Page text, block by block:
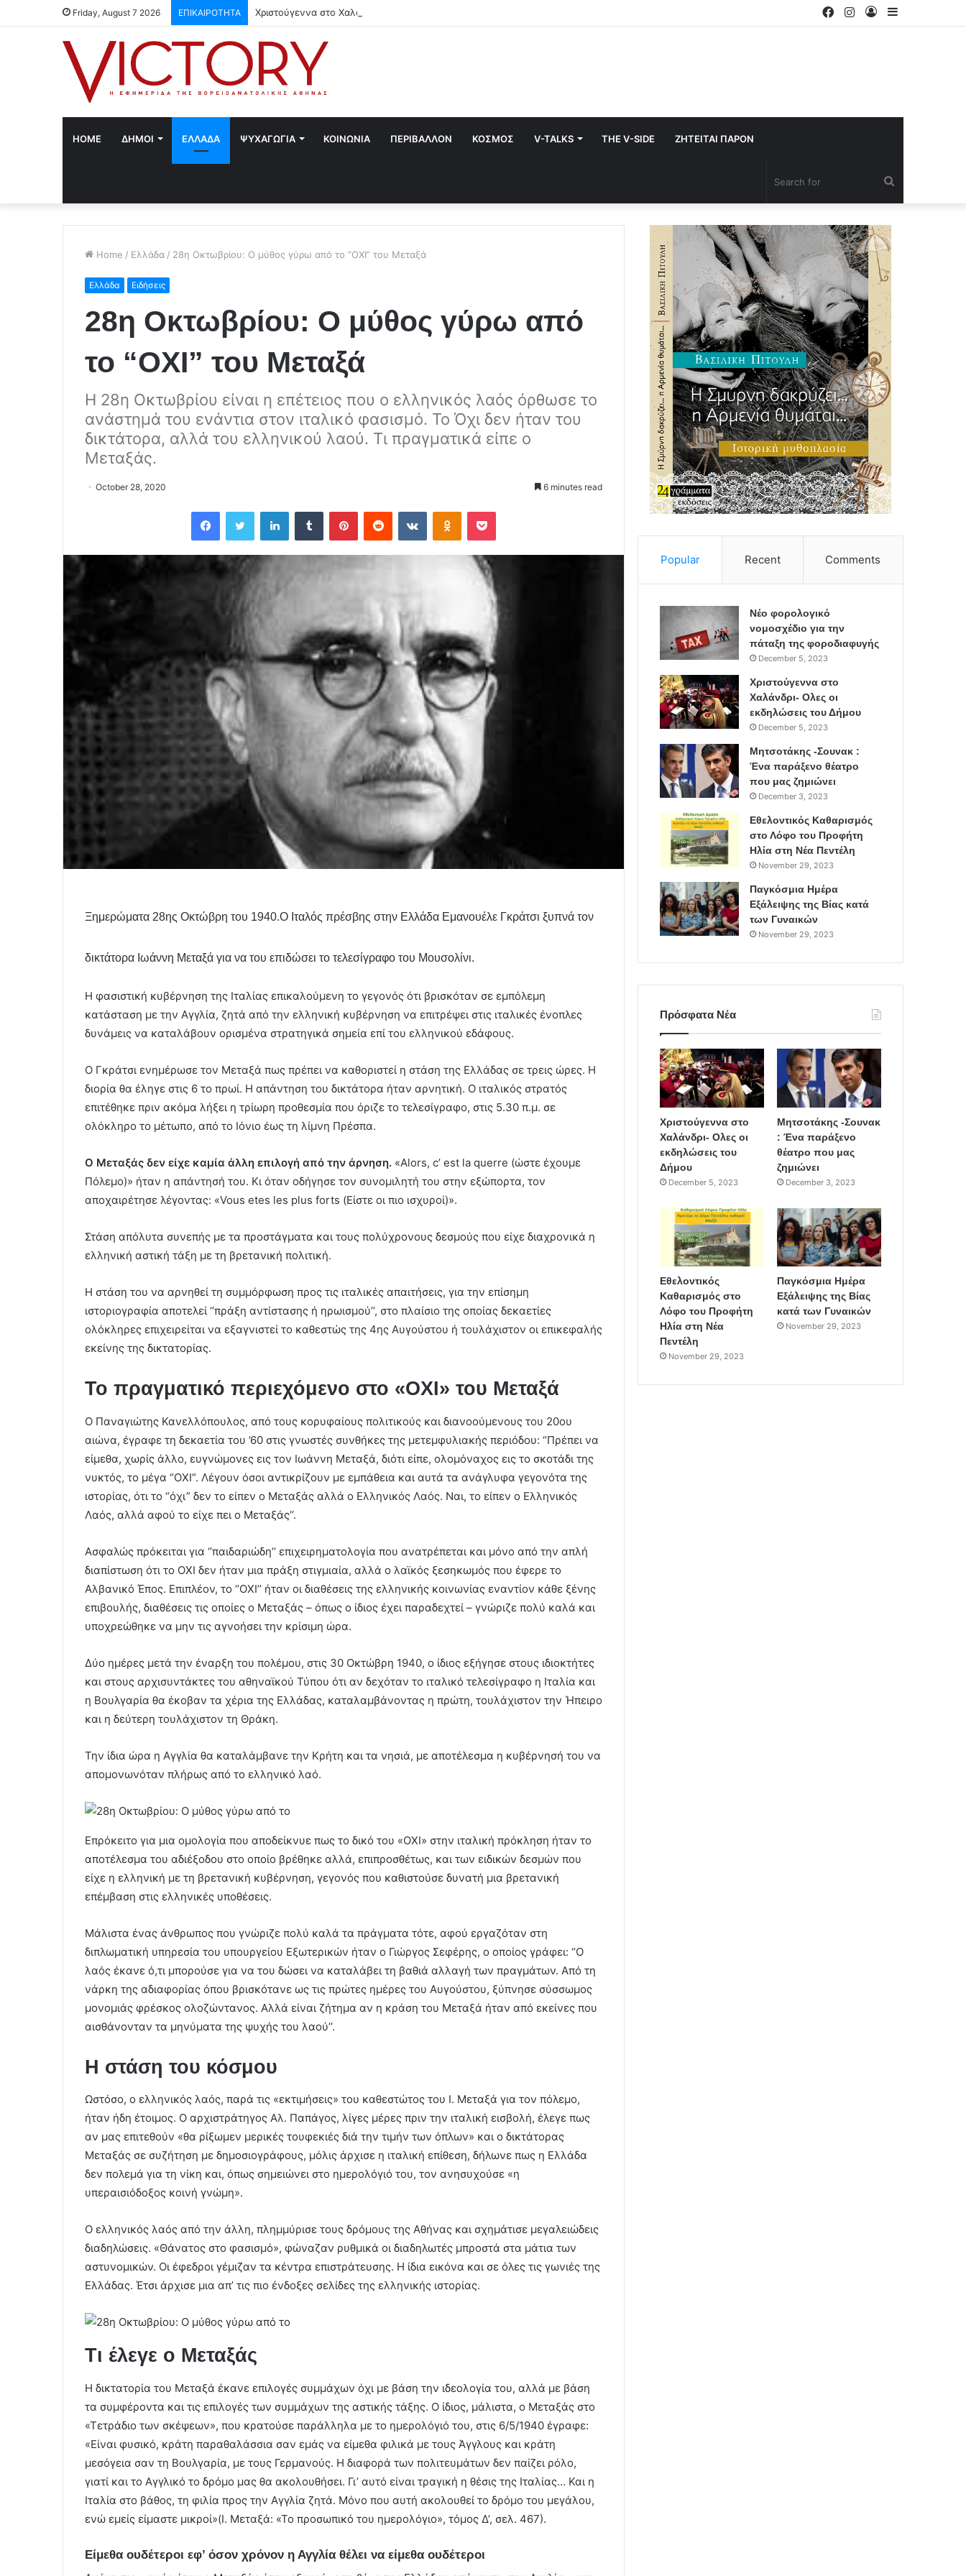
Friday, August 7 2026 ΕΠΙΚΑΙΡΟΤΗΤΑ Χριστούγεννα στο Χαλάνδρι- Ολες οι εκδηλώσεις του Δήμου
Log
Instagram
Facebook
HOME ΔΗΜΟΙ ΕΛΛΑΔΑ ΨΥΧΑΓΩΓΙΑ ΚΟΙΝΩΝΙΑ ΠΕΡΙΒΑΛΛΟΝ ΚΟΣΜΟΣ V-TALKS THE V-SIDE ΖΗΤΕΙΤΑΙ ΠΑΡΟΝ
Home / Ελλάδα / 28η Οκτωβρίου: Ο μύθος γύρω από το “ΟΧΙ” του Μεταξά
Ελλάδα Ειδήσεις
28η Οκτωβρίου: Ο μύθος γύρω από
το “ΟΧΙ” του Μεταξά
Η 28η Οκτωβρίου είναι η επέτειος που ο ελληνικός λαός όρθωσε το
ανάστημά του ενάντια στον ιταλικό φασισμό. Το Όχι δεν ήταν του
δικτάτορα, αλλά του ελληνικού λαού. Τι πραγματικά είπε ο
Μεταξάς.
October 28, 2020 6 minutes read
Ξημερώματα 28ης Οκτώβρη του 1940.Ο Ιταλός πρέσβης στην Ελλάδα Εμανουέλε Γκράτσι ξυπνά τον
δικτάτορα Ιωάννη Μεταξά για να του επιδώσει το τελεσίγραφο του Μουσολίνι.
Η φασιστική κυβέρνηση της Ιταλίας επικαλούμενη το γεγονός ότι βρισκόταν σε εμπόλεμη
κατάσταση με την Αγγλία, ζητά από την ελληνική κυβέρνηση να επιτρέψει στις ιταλικές ένοπλες
δυνάμεις να καταλάβουν ορισμένα στρατηγικά σημεία επί του ελληνικού εδάφους.
Ο Γκράτσι ενημέρωσε τον Μεταξά πως πρέπει να καθοριστεί η στάση της Ελλάδας σε τρεις ώρες. Η
διορία θα έληγε στις 6 το πρωί. Η απάντηση του δικτάτορα ήταν αρνητική. Ο ιταλικός στρατός
επιτέθηκε πριν ακόμα λήξει η τρίωρη προθεσμία που όριζε το τελεσίγραφο, στις 5.30 π.μ. σε
ολόκληρο το μέτωπο, από το Ιόνιο έως τη λίμνη Πρέσπα.
Ο Μεταξάς δεν είχε καμία άλλη επιλογή από την άρνηση. «Alors, c’ est la querre (ώστε έχουμε
Πόλεμο)» ήταν η απάντησή του. Κι όταν οδήγησε τον συνομιλητή του στην εξώπορτα, τον
αποχαιρέτησε λέγοντας: «Vous etes les plus forts (Είστε οι πιο ισχυροί)».
Στάση απόλυτα συνεπής με τα προστάγματα και τους πολύχρονους δεσμούς που είχε διαχρονικά η
ελληνική αστική τάξη με τη βρετανική πολιτική.
Η στάση του να αρνηθεί τη συμμόρφωση προς τις ιταλικές απαιτήσεις, για την επίσημη
ιστοριογραφία αποτελεί ‘’πράξη αντίστασης ή ηρωισμού’’, στο πλαίσιο της οποίας δεκαετίες
ολόκληρες επιχειρείται να εξαγνιστεί το καθεστώς της 4ης Αυγούστου ή τουλάχιστον οι επικεφαλής
εκείνης της δικτατορίας.
Το πραγματικό περιεχόμενο στο «ΟΧΙ» του Μεταξά
Ο Παναγιώτης Κανελλόπουλος, από τους κορυφαίους πολιτικούς και διανοούμενους του 20ου
αιώνα, έγραφε τη δεκαετία του ’60 στις γνωστές συνθήκες της μετεμφυλιακής περιόδου: ‘’Πρέπει να
είμεθα, χωρίς άλλο, ευγνώμονες εις τον Ιωάννη Μεταξά, διότι είπε, ολομόναχος εις το σκοτάδι της
νυκτός, το μέγα “ΟΧΙ”. Λέγουν όσοι αντικρίζουν με εμπάθεια και αυτά τα ανάγλυφα γεγονότα της
ιστορίας, ότι το “όχι” δεν το είπεν ο Μεταξάς αλλά ο Ελληνικός Λαός. Ναι, το είπεν ο Ελληνικός
Λαός, αλλά αφού το είχε πει ο Μεταξάς’’.
Ασφαλώς πρόκειται για ‘’παιδαριώδη’’ επιχειρηματολογία που ανατρέπεται και μόνο από την απλή
διαπίστωση ότι το ΟΧΙ δεν ήταν μια πράξη στιγμιαία, αλλά ο λαϊκός ξεσηκωμός που έφερε το
Αλβανικό Έπος. Επιπλέον, το ‘’ΟΧΙ’’ ήταν οι διαθέσεις της ελληνικής κοινωνίας εναντίον κάθε ξένης
επιβουλής, διαθέσεις τις οποίες ο Μεταξάς – όπως ο ίδιος έχει παραδεχτεί – γνώριζε πολύ καλά και
υποχρεώθηκε να μην τις αγνοήσει την κρίσιμη ώρα.
Δύο ημέρες μετά την έναρξη του πολέμου, στις 30 Οκτώβρη 1940, ο ίδιος εξήγησε στους ιδιοκτήτες
και στους αρχισυντάκτες του αθηναϊκού Τύπου ότι αν δεχόταν το ιταλικό τελεσίγραφο η Ιταλία και
η Βουλγαρία θα έκοβαν τα χέρια της Ελλάδας, καταλαμβάνοντας η πρώτη, τουλάχιστον την Ήπειρο
και η δεύτερη τουλάχιστον τη Θράκη.
Την ίδια ώρα η Αγγλία θα καταλάμβανε την Κρήτη και τα νησιά, με αποτέλεσμα η κυβέρνησή του να
απομονωνόταν πλήρως από το ελληνικό λαό.
Επρόκειτο για μια ομολογία που αποδείκνυε πως το δικό του «ΟΧΙ» στην ιταλική πρόκληση ήταν το
αποτέλεσμα του αδιέξοδου στο οποίο βρέθηκε αλλά, επιπροσθέτως, και των ειδικών δεσμών που
είχε η ελληνική με τη βρετανική κυβέρνηση, γεγονός που καθιστούσε δυνατή μια βρετανική
επέμβαση στις ελληνικές υποθέσεις.
Μάλιστα ένας άνθρωπος που γνώριζε πολύ καλά τα πράγματα τότε, αφού εργαζόταν στη
διπλωματική υπηρεσία του υπουργείου Εξωτερικών ήταν ο Γιώργος Σεφέρης, ο οποίος γράφει: ‘’Ο
λαός έκανε ό,τι μπορούσε για να του δώσει να καταλάβει τη βαθιά αλλαγή των πραγμάτων. Από τη
νάρκη της αδιαφορίας όπου βρισκότανε ως τις πρώτες ημέρες του Αυγούστου, ξύπνησε σύσσωμος
μονομιάς φρέσκος ολοζώντανος. Αλλά είναι ζήτημα αν η κράση του Μεταξά ήταν από εκείνες που
αισθάνονταν τα μηνύματα της ψυχής του λαού’’.
Η στάση του κόσμου
Ωστόσο, ο ελληνικός λαός, παρά τις «εκτιμήσεις» του καθεστώτος του Ι. Μεταξά για τον πόλεμο,
ήταν ήδη έτοιμος. Ο αρχιστράτηγος Αλ. Παπάγος, λίγες μέρες πριν την ιταλική εισβολή, έλεγε πως
αν μας επιτεθούν «θα ρίξωμεν μερικές τουφεκιές διά την τιμήν των όπλων» και ο δικτάτορας
Μεταξάς σε συζήτηση με δημοσιογράφους, μόλις άρχισε η ιταλική επίθεση, δήλωνε πως η Ελλάδα
δεν πολεμά για τη νίκη και, όπως σημειώνει στο ημερολόγιό του, τον ανησυχούσε «η
υπεραισιόδοξος κοινή γνώμη».
Ο ελληνικός λαός από την άλλη, πλημμύρισε τους δρόμους της Αθήνας και σχημάτισε μεγαλειώδεις
διαδηλώσεις. «Θάνατος στο φασισμό», φώναζαν ρυθμικά οι διαδηλωτές μπροστά στα μάτια των
αστυνομικών. Οι έφεδροι γέμιζαν τα κέντρα επιστράτευσης. Η ίδια εικόνα και σε όλες τις γωνιές της
Ελλάδας. Έτσι άρχισε μια απ’ τις πιο ένδοξες σελίδες της ελληνικής ιστορίας.
Τι έλεγε ο Μεταξάς
Η δικτατορία του Μεταξά έκανε επιλογές συμμάχων όχι με βάση την ιδεολογία του, αλλά με βάση
τα συμφέροντα και τις επιλογές των συμμάχων της αστικής τάξης. Ο ίδιος, μάλιστα, ο Μεταξάς στο
«Τετράδιο των σκέψεων», που κρατούσε παράλληλα με το ημερολόγιό του, στις 6/5/1940 έγραφε:
«Είναι φυσικό, κράτη παραθαλάσσια σαν εμάς να είμεθα φιλικά με τους Άγγλους και κράτη
μεσόγεια σαν τη Βουλγαρία, με τους Γερμανούς. Η διαφορά των πολιτευμάτων δεν παίζει ρόλο,
γιατί και το Αγγλικό το δρόμο μας θα ακολουθήσει. Γι’ αυτό είναι τραγική η θέσις της Ιταλίας… Και η
Ιταλία στο βάθος, τη φιλία προς την Αγγλία ζητά. Μόνο που αυτή ακολουθεί το δρόμο του μεγάλου,
ενώ εμείς είμαστε μικροί»(Ι. Μεταξά: «Το προσωπικό του ημερολόγιο», τόμος Δ’, σελ. 467).
Είμεθα ουδέτεροι εφ’ όσον χρόνον η Αγγλία θέλει να είμεθα ουδέτεροι
Popular Recent Comments
Νέο φορολογικό
νομοσχέδιο για την
πάταξη της φοροδιαφυγής
December 5, 2023
Χριστούγεννα στο
Χαλάνδρι- Ολες οι
εκδηλώσεις του Δήμου
December 5, 2023
Μητσοτάκης -Σουνακ :
Ένα παράξενο θέατρο
που μας ζημιώνει
December 3, 2023
Εθελοντικός Καθαρισμός
στο Λόφο του Προφήτη
Ηλία στη Νέα Πεντέλη
November 29, 2023
Παγκόσμια Ημέρα
Εξάλειψης της Βίας κατά
των Γυναικών
November 29, 2023
Πρόσφατα Νέα
Χριστούγεννα στο
Χαλάνδρι- Ολες οι
εκδηλώσεις του
Δήμου
December 5, 2023
Μητσοτάκης -Σουνακ
: Ένα παράξενο
θέατρο που μας
ζημιώνει
December 3, 2023
Εθελοντικός
Καθαρισμός στο
Λόφο του Προφήτη
Ηλία στη Νέα
Πεντέλη
November 29, 2023
Παγκόσμια Ημέρα
Εξάλειψης της Βίας
κατά των Γυναικών
November 29, 2023